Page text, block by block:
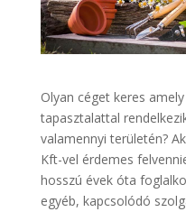
Olyan céget keres
tapasztalattal
valamennyi területén?
Kft-vel érdemes
hosszú évek óta
egyéb, kapcsolódó